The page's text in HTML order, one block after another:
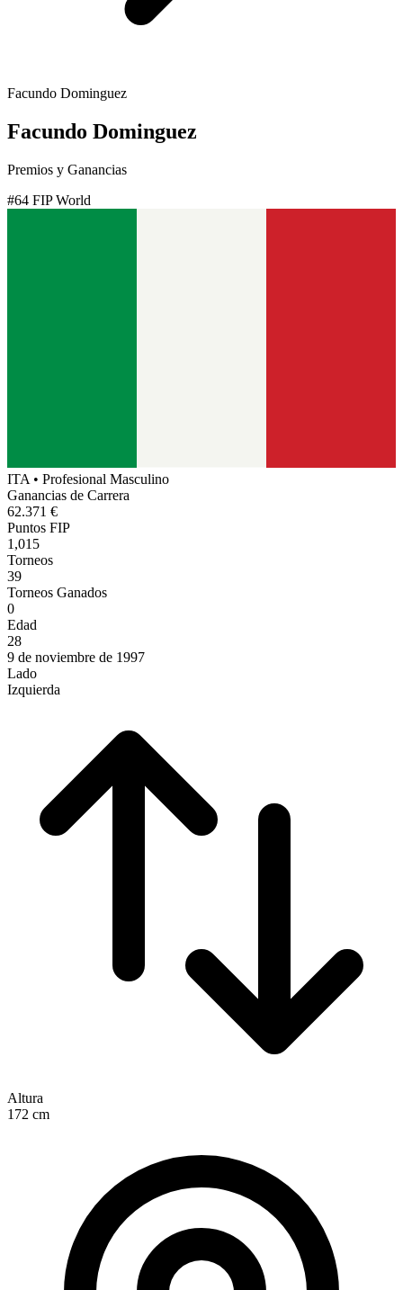
Facundo Dominguez
Facundo Dominguez
Premios y Ganancias
#64 FIP World
ITA • Profesional Masculino
Ganancias de Carrera
62.371 €
Puntos FIP
1,015
Torneos
39
Torneos Ganados
0
Edad
28
9 de noviembre de 1997
Lado
Izquierda
Altura
172 cm